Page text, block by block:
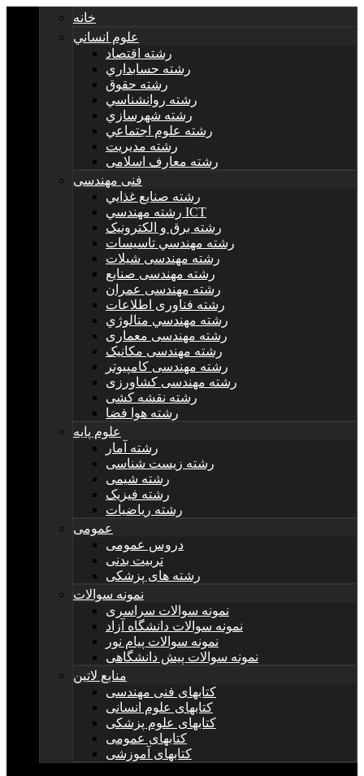
خانه
علوم انساني
رشته اقتصاد
رشته حسابداري
رشته حقوق
رشته روانشناسي
رشته شهرسازي
رشته علوم اجتماعي
رشته مديريت
رشته معارف اسلامی
فنی مهندسی
رشته صنايع غذايي
رشته مهندسي ICT
رشته برق و الکترونيک
رشته مهندسي تاسيسات
رشته مهندسی شیلات
رشته مهندسی صنایع
رشته مهندسی عمران
رشته فناوری اطلاعات
رشته مهندسي متالوژي
رشته مهندسی معماری
رشته مهندسی مکانیک
رشته مهندسی کامپیوتر
رشته مهندسی کشاورزی
رشته نقشه کشی
رشته هوا فضا
علوم پایه
رشته آمار
رشته زیست شناسی
رشته شیمی
رشته فیزیک
رشته ریاضیات
عمومی
دروس عمومی
تربیت بدنی
رشته های پزشکی
نمونه سوالات
نمونه سوالات سراسری
نمونه سوالات دانشگاه آزاد
نمونه سوالات پیام نور
نمونه سوالات پیش دانشگاهی
منابع لاتین
کتابهای فنی مهندسی
کتابهای علوم انسانی
کتابهای علوم پزشکی
کتابهای عمومی
کتابهای آموزشی